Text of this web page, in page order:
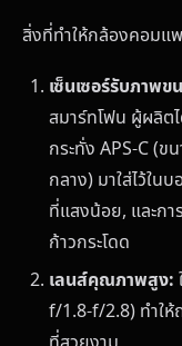
สิ่งที่ทำให้กล้องคอมแ
เซ็นเซอร์รับภาพ
สมาร์ทโฟน ผู้ผลิต
กระทั่ง APS-C (
กลาง) มาใส่ไว้ใน
ที่แสงน้อย, และก
ก้าวกระโดด
เลนส์คุณภาพสูง:
f/1.8-f/2.8) ทำให้